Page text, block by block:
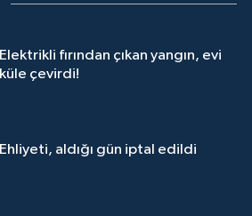
Elektrikli fırından çıkan yangın, evi
küle çevirdi!
Ehliyeti, aldığı gün iptal edildi